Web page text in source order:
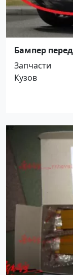
Бампер
Краснодар
Запчасти
Кузов